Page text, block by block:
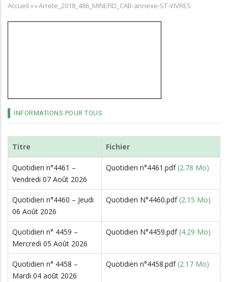
Fil
d'Ariane
Accueil »»Arrete_2018_486_MINEFID_CAB-annexe-ST-VIVRES
INFORMATIONS POUR TOUS
Titre Fichier
Quotidien n°4461 –
Vendredi 07 Août 2026
Quotidien n°4461.pdf (2.78 Mo)
Quotidien n°4460 – Jeudi
06 Août 2026
Quotidien N°4460.pdf (2.15 Mo)
Quotidien n° 4459 –
Mercredi 05 Août 2026
Quotidien N°4459.pdf (4.29 Mo)
Quotidien n° 4458 –
Mardi 04 août 2026
Quotidien n°4458.pdf (2.17 Mo)